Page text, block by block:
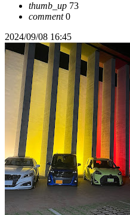
thumb_up 73
comment0
2024/09/08 16:45